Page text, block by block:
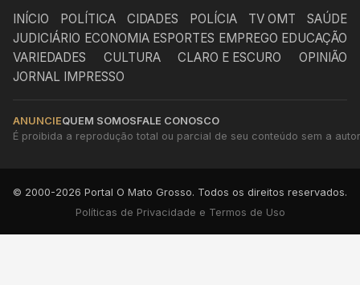
INÍCIO POLÍTICA CIDADES POLÍCIA TV OMT
SAÚDE
JUDICIÁRIO ECONOMIA ESPORTES EMPREGO EDUCAÇÃO
VARIEDADES
CULTURA CLARO E ESCURO
OPINIÃO
JORNAL IMPRESSO
ANUNCIEQUEM SOMOSFALE CONOSCO
É proibida a reprodução total ou parcial de seu conteúdo sem a
© 2000-2026 Portal O Mato Grosso. Todos os direitos reservados.
Políticas de Privacidade e Termos de Uso